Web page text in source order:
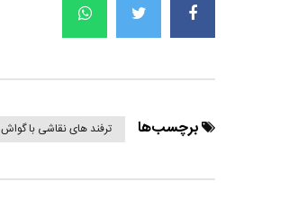
برچسب‌ها ترفند های نقاشی با گواش